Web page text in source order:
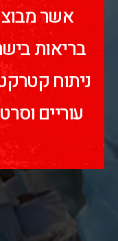
אשר
בריאות
ניתוח
עוריים